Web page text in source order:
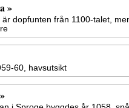
»
är dopfunten från 1100-talet,
60, havsutsikt